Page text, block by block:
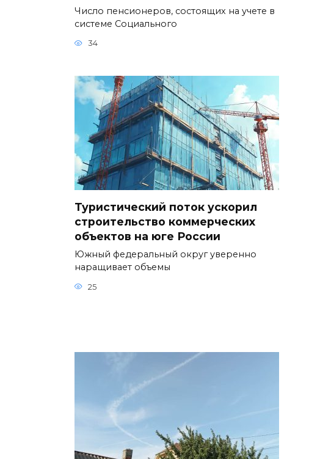
Число пенсионеров, состоящих на учете в
системе Социального
34
Туристический поток ускорил
строительство коммерческих
объектов на юге России
Южный федеральный округ уверенно
наращивает объемы
25